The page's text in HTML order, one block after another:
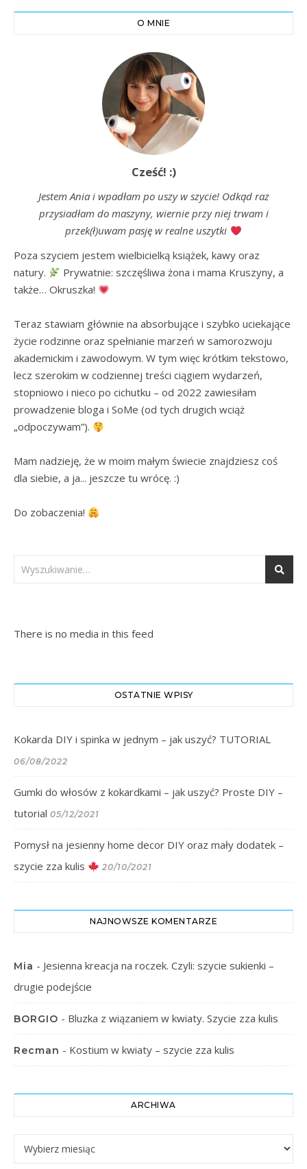
O MNIE
Cześć! :)
Jestem Ania i wpadłam po uszy w szycie! Odkąd raz
przysiadłam do maszyny, wiernie przy niej trwam i
przek(ł)uwam pasję w realne uszytki
Poza szyciem jestem wielbicielką książek, kawy oraz
natury.
Prywatnie: szczęśliwa żona i mama Kruszyny, a
także… Okruszka!
Teraz stawiam głównie na absorbujące i szybko uciekające
życie rodzinne oraz spełnianie marzeń w samorozwoju
akademickim i zawodowym. W tym więc krótkim tekstowo,
lecz szerokim w codziennej treści ciągiem wydarzeń,
stopniowo i nieco po cichutku – od 2022 zawiesiłam
prowadzenie bloga i SoMe (od tych drugich wciąż
„odpoczywam”).
Mam nadzieję, że w moim małym świecie znajdziesz coś
dla siebie, a ja... jeszcze tu wrócę. :)
Do zobaczenia!
There is no media in this feed
OSTATNIE WPISY
Kokarda DIY i spinka w jednym – jak uszyć? TUTORIAL
06/08/2022
Gumki do włosów z kokardkami – jak uszyć? Proste DIY –
tutorial 05/12/2021
Pomysł na jesienny home decor DIY oraz mały dodatek –
szycie zza kulis
20/10/2021
NAJNOWSZE KOMENTARZE
Mia - Jesienna kreacja na roczek. Czyli: szycie sukienki –
drugie podejście
BORGIO - Bluzka z wiązaniem w kwiaty. Szycie zza kulis
Recman - Kostium w kwiaty – szycie zza kulis
ARCHIWA
Archiwa